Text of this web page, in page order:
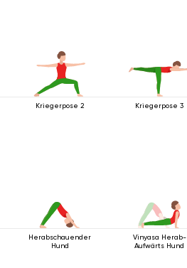
Kriegerpose 2 Kriegerpose 3
Herabschauender
Hund
Vinyasa Herab-
Aufwärts Hund